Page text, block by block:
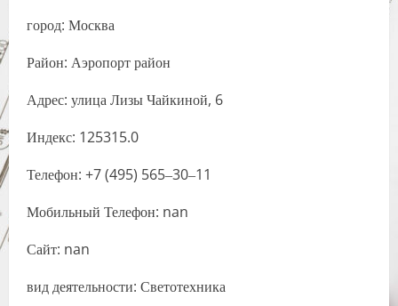
город: Москва
Район: Аэропорт район
Адрес: улица Лизы Чайкиной, 6
Индекс: 125315.0
Телефон: +7 (495) 565‒30‒11
Мобильный Телефон: nan
Сайт: nan
вид деятельности: Светотехника